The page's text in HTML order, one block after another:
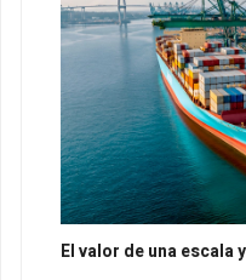
El valor de una escala